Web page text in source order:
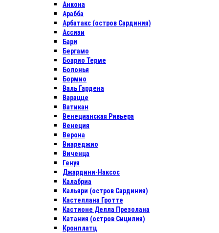
Анкона
Арабба
Арбатакс (остров Сардиния)
Ассизи
Бари
Бергамо
Боарио Терме
Болонья
Бормио
Валь Гардена
Варацце
Ватикан
Венецианская Ривьера
Венеция
Верона
Виареджио
Виченца
Генуя
Джардини-Наксос
Калабриа
Кальяри (остров Сардиния)
Кастеллана Гротте
Кастионе Делла Презолана
Катания (остров Сицилия)
Кронплатц